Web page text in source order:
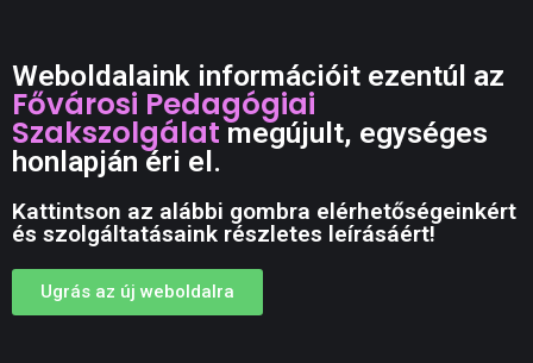
Weboldalaink információit ezentúl az
Fővárosi Pedagógiai
Szakszolgálatmegújult, egységes
honlapján éri el.
Kattintson az alábbi gombra elérhetőségeinkért
és szolgáltatásaink részletes leírásáért!
Ugrás az új weboldalra